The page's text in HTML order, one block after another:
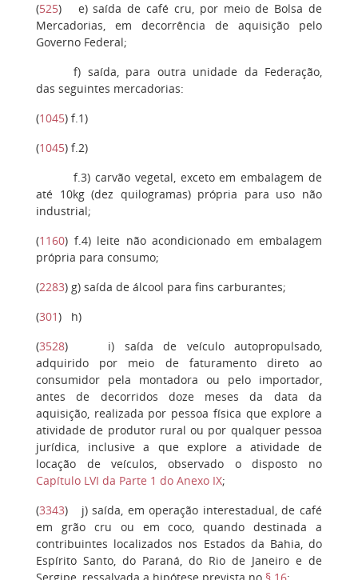
(525) e) saída de café cru, por meio de Bolsa de
Mercadorias, em decorrência de aquisição pelo
Governo Federal;
f) saída, para outra unidade da Federação,
das seguintes mercadorias:
(1045) f.1)
(1045) f.2)
f.3) carvão vegetal, exceto em embalagem de
até 10kg (dez quilogramas) própria para uso não
industrial;
(1160) f.4) leite não acondicionado em embalagem
própria para consumo;
(2283) g) saída de álcool para fins carburantes;
(301) h)
(3528) i) saída de veículo autopropulsado,
adquirido por meio de faturamento direto ao
consumidor pela montadora ou pelo importador,
antes de decorridos doze meses da data da
aquisição, realizada por pessoa física que explore a
atividade de produtor rural ou por qualquer pessoa
jurídica, inclusive a que explore a atividade de
locação de veículos, observado o disposto no
Capítulo LVI da Parte 1 do Anexo IX;
(3343) j) saída, em operação interestadual, de café
em grão cru ou em coco, quando destinada a
contribuintes localizados nos Estados da Bahia, do
Espírito Santo, do Paraná, do Rio de Janeiro e de